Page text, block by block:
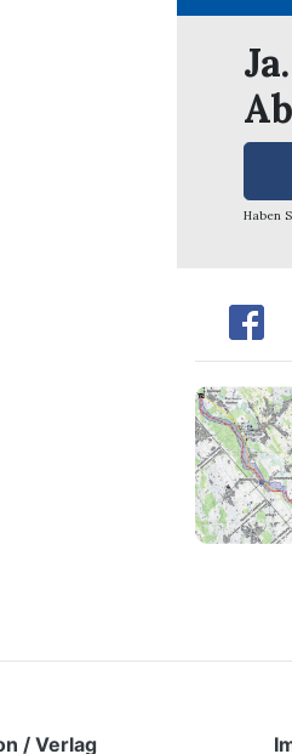
Haben
Share
/ Verlag